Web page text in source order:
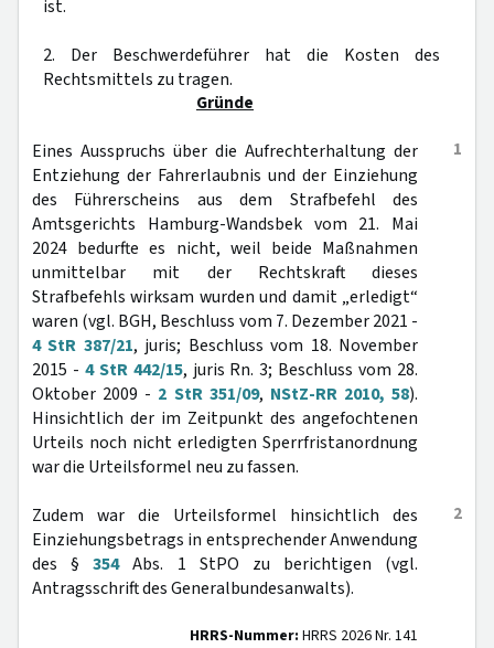
ist.
2. Der Beschwerdeführer hat die Kosten des
Rechtsmittels zu tragen.
Gründe
1
Eines Ausspruchs über die Aufrechterhaltung der
Entziehung der Fahrerlaubnis und der Einziehung
des Führerscheins aus dem Strafbefehl des
Amtsgerichts Hamburg-Wandsbek vom 21. Mai
2024 bedurfte es nicht, weil beide Maßnahmen
unmittelbar mit der Rechtskraft dieses
Strafbefehls wirksam wurden und damit „erledigt“
waren (vgl. BGH, Beschluss vom 7. Dezember 2021 -
4 StR 387/21, juris; Beschluss vom 18. November
2015 - 4 StR 442/15, juris Rn. 3; Beschluss vom 28.
Oktober 2009 - 2 StR 351/09, NStZ-RR 2010, 58).
Hinsichtlich der im Zeitpunkt des angefochtenen
Urteils noch nicht erledigten Sperrfristanordnung
war die Urteilsformel neu zu fassen.
2
Zudem war die Urteilsformel hinsichtlich des
Einziehungsbetrags in entsprechender Anwendung
des §354Abs. 1 StPO zu berichtigen (vgl.
Antragsschrift des Generalbundesanwalts).
HRRS-Nummer: HRRS 2026 Nr. 141